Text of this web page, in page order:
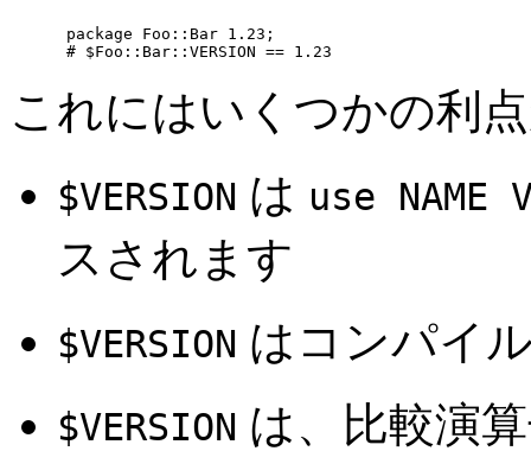
      package Foo::Bar 1.23;
      # $Foo::Bar::VERSION == 1.23
これにはいくつかの利
$VERSION は use NAME
スされます
$VERSION はコンパイ
$VERSION は、比較演